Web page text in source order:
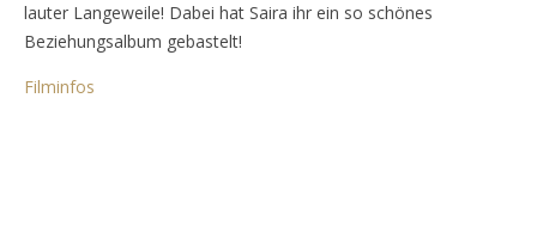
lauter Langeweile! Dabei hat Saira ihr ein so schönes
Beziehungsalbum gebastelt!
Filminfos